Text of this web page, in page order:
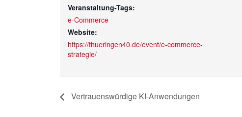
Veranstaltung-Tags:
e-Commerce
Website:
https://thueringen40.de/event/e-commerce-
strategie/
Vertrauenswürdige KI-Anwendungen